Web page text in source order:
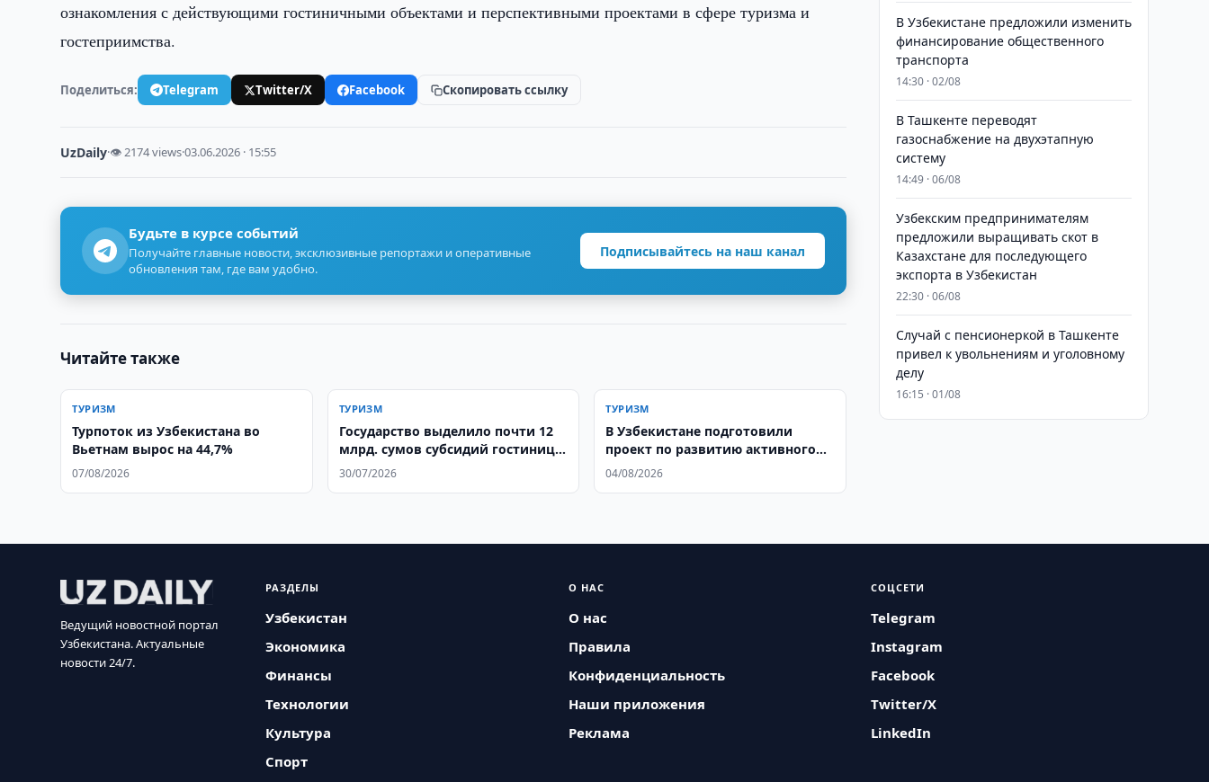
ознакомления с действующими гостиничными объектами и перспективными проектами в сфере туризма и
гостеприимства.
Поделиться: Telegram Twitter/X Facebook Скопировать ссылку
UzDaily·👁 2174 views·03.06.2026 · 15:55
Будьте в курсе событий
Получайте главные новости, эксклюзивные репортажи и оперативные
обновления там, где вам удобно.
Подписывайтесь на наш канал
Читайте также
ТУРИЗМ
Турпоток из Узбекистана во
Вьетнам вырос на 44,7%
07/08/2026
ТУРИЗМ
Государство выделило почти 12
млрд. сумов субсидий гостинице
DoubleTree by Hilton в Ташкенте
30/07/2026
ТУРИЗМ
В Узбекистане подготовили
проект по развитию активного
туризма
04/08/2026
В Узбекистане предложили изменить
финансирование общественного
транспорта
14:30 · 02/08
В Ташкенте переводят
газоснабжение на двухэтапную
систему
14:49 · 06/08
Узбекским предпринимателям
предложили выращивать скот в
Казахстане для последующего
экспорта в Узбекистан
22:30 · 06/08
Случай с пенсионеркой в Ташкенте
привел к увольнениям и уголовному
делу
16:15 · 01/08
Ведущий новостной портал
Узбекистана. Актуальные
новости 24/7.
РАЗДЕЛЫ
Узбекистан
Экономика
Финансы
Технологии
Культура
Спорт
О НАС
О нас
Правила
Конфиденциальность
Наши приложения
Реклама
СОЦСЕТИ
Telegram
Instagram
Facebook
Twitter/X
LinkedIn